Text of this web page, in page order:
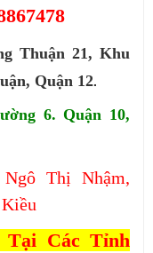
Thuận 21, Khu
Quận 12.
6. Quận 10,
Thị Nhậm,
Kiều
Các Tỉnh